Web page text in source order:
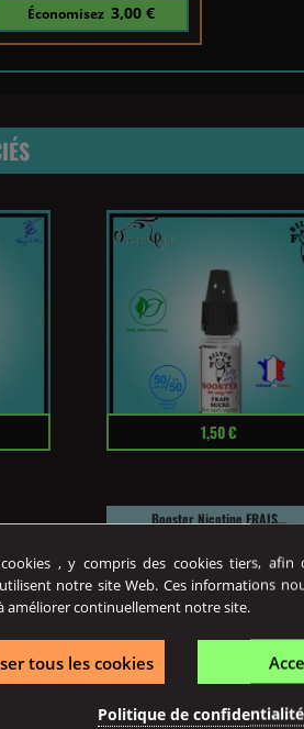
Économisez 3,00 €
Prix 1,50 €
Booster Nicotine FRAIS...
sucré&nbsp;10 ml fabriqué
, y compris des cookies tiers, afin
notre site Web. Ces informations
améliorer continuellement notre site.
tous les cookies
Politique de